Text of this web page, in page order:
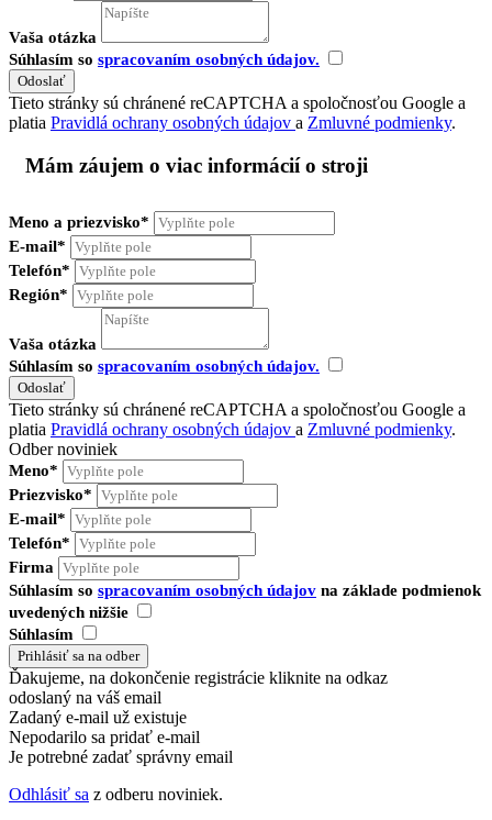
Vaša otázka
Súhlasím so spracovaním osobných údajov.
Tieto stránky sú chránené reCAPTCHA a spoločnosťou Google a
platia Pravidlá ochrany osobných údajov a Zmluvné podmienky.
Mám záujem o viac informácií o stroji
Meno a priezvisko*
E-mail*
Telefón*
Región*
Vaša otázka
Súhlasím so spracovaním osobných údajov.
Tieto stránky sú chránené reCAPTCHA a spoločnosťou Google a
platia Pravidlá ochrany osobných údajov a Zmluvné podmienky.
Odber noviniek
Meno*
Priezvisko*
E-mail*
Telefón*
Firma
Súhlasím so spracovaním osobných údajov na základe podmienok
uvedených nižšie
Súhlasím
Ďakujeme, na dokončenie registrácie kliknite na odkaz
odoslaný na váš email
Zadaný e-mail už existuje
Nepodarilo sa pridať e-mail
Je potrebné zadať správny email
Odhlásiť sa z odberu noviniek.